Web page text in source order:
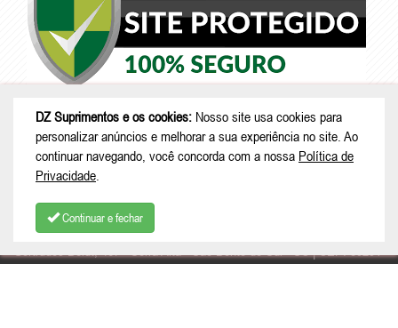
© Copyright 2026 - DZ Suprimentos - CNPJ: 46.280.667/0001-96 |
DZ Suprimentos e os cookies: Nosso site usa cookies para
personalizar anúncios e melhorar a sua experiência no site. Ao
continuar navegando, você concorda com a nossa Política de
Privacidade
Continuar e fechar